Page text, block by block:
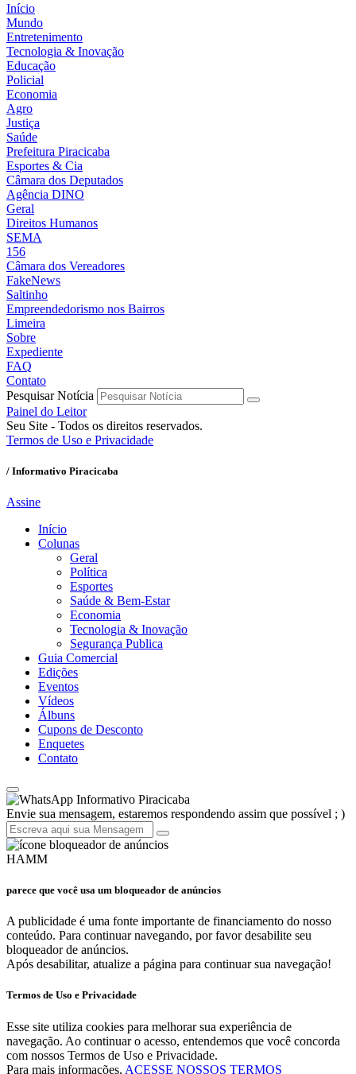
Início
Mundo
Entretenimento
Tecnologia & Inovação
Educação
Policial
Economia
Agro
Justiça
Saúde
Prefeitura Piracicaba
Esportes & Cia
Câmara dos Deputados
Agência DINO
Geral
Direitos Humanos
SEMA
156
Câmara dos Vereadores
FakeNews
Saltinho
Empreendedorismo nos Bairros
Limeira
Sobre
Expediente
FAQ
Contato
Pesquisar Notícia
Painel do Leitor
Seu Site - Todos os direitos reservados.
Termos de Uso e Privacidade
/ Informativo Piracicaba
Assine
Início
Colunas
Geral
Política
Esportes
Saúde & Bem-Estar
Economia
Tecnologia & Inovação
Segurança Publica
Guia Comercial
Edições
Eventos
Vídeos
Álbuns
Cupons de Desconto
Enquetes
Contato
Informativo Piracicaba
Envie sua mensagem, estaremos respondendo assim que possível ; )
HAMM
parece que você usa um bloqueador de anúncios
A publicidade é uma fonte importante de financiamento do nosso
conteúdo. Para continuar navegando, por favor desabilite seu
bloqueador de anúncios.
Após desabilitar, atualize a página para continuar sua navegação!
Termos de Uso e Privacidade
Esse site utiliza cookies para melhorar sua experiência de
navegação. Ao continuar o acesso, entendemos que você concorda
com nossos Termos de Uso e Privacidade.
Para mais informações, ACESSE NOSSOS TERMOS